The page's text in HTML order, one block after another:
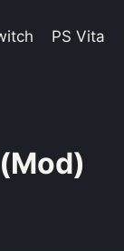
PS Vita